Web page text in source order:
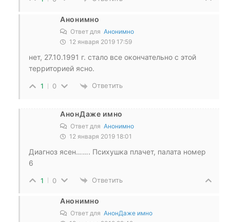
Анонимно
Ответ для Анонимно
12 января 2019 17:59
нет, 27.10.1991 г. стало все окончательно с этой
территорией ясно.
1 0 Ответить
АнонДаже имно
Ответ для Анонимно
12 января 2019 18:01
Диагноз ясен……. Психушка плачет, палата номер
6
1 0 Ответить
Анонимно
Ответ для АнонДаже имно